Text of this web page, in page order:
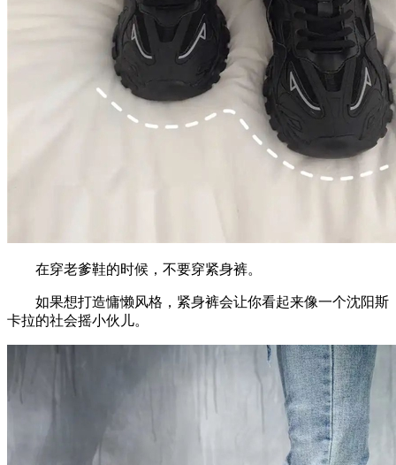
在穿老爹鞋的时候，不要穿紧身裤。
如果想打造慵懒风格，紧身裤会让你看起来像一个沈阳斯
卡拉的社会摇小伙儿。